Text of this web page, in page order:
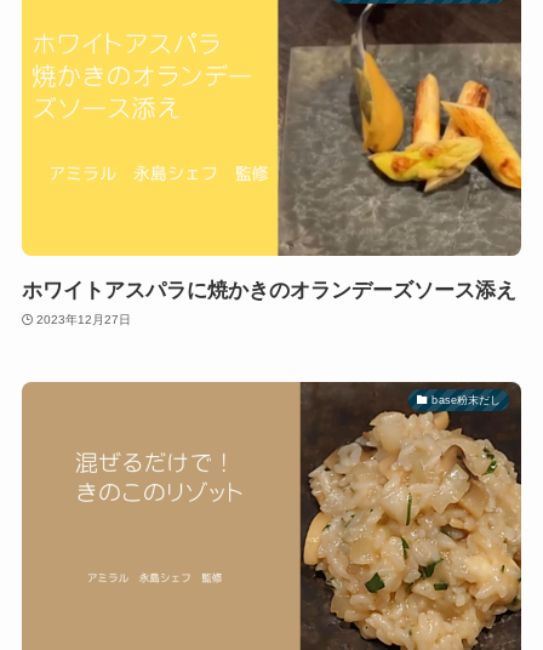
ホワイトアスパラに焼かきのオランデーズソース添え
2023年12月27日
base粉末だし